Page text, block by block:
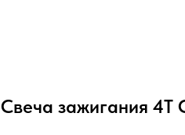
Свеча зажигания 4Т